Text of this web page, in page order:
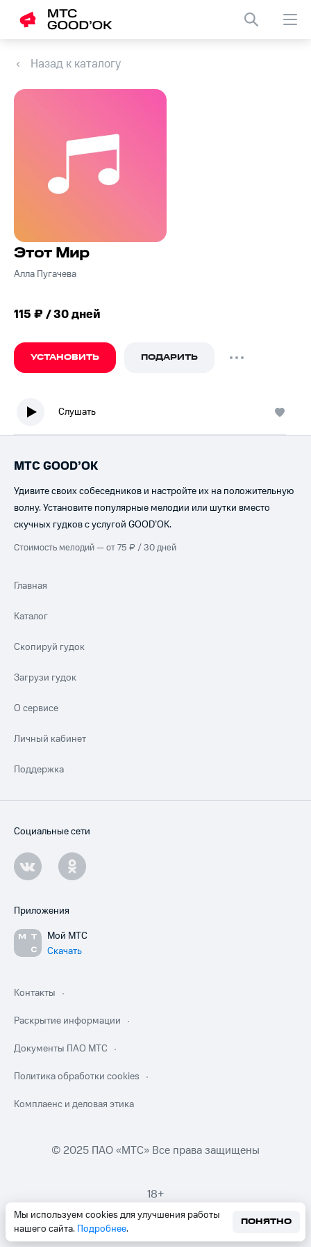
Назад к каталогу
Этот Мир
Алла Пугачева
115 ₽ / 30 дней
УСТАНОВИТЬ ПОДАРИТЬ
Слушать
Мы используем cookies для улучшения работы
нашего сайта. Подробнее.
ПОНЯТНО
МТС GOOD’OK
Удивите своих собеседников и настройте их на положительную
волну. Установите популярные мелодии или шутки вместо
скучных гудков с услугой GOOD’OK.
Стоимость мелодий — от 75 ₽ / 30 дней
Главная
Каталог
Скопируй гудок
Загрузи гудок
О сервисе
Личный кабинет
Поддержка
Социальные сети
Приложения
Мой МТС
Скачать
Контакты
Раскрытие информации
Документы ПАО МТС
Политика обработки cookies
Комплаенс и деловая этика
© 2025 ПАО «МТС» Все права защищены
18+